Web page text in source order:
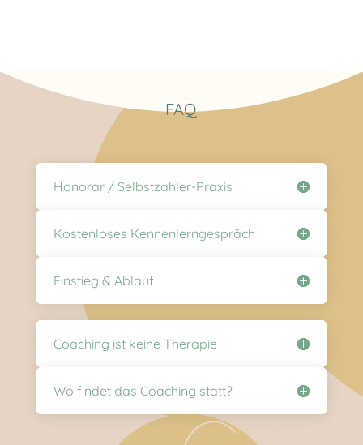
FAQ
Honorar / Selbstzahler-Praxis
Kostenloses Kennenlerngespräch
Einstieg & Ablauf
Coaching ist keine Therapie
Wo findet das Coaching statt?